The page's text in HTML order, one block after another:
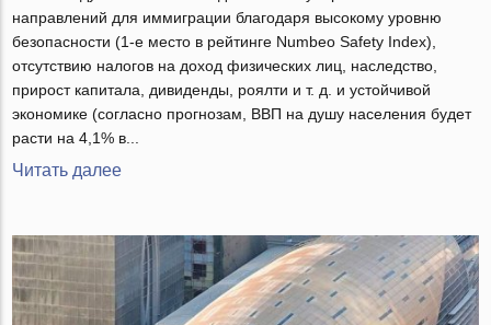
направлений для иммиграции благодаря высокому уровню
безопасности (1-е место в рейтинге Numbeo Safety Index),
отсутствию налогов на доход физических лиц, наследство,
прирост капитала, дивиденды, роялти и т. д. и устойчивой
экономике (согласно прогнозам, ВВП на душу населения будет
расти на 4,1% в...
Читать далее